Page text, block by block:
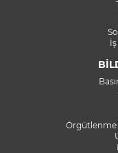
Örgütlenme